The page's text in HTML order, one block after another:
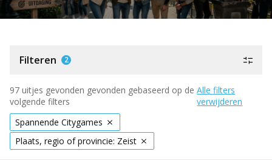
Filteren 2
97 uitjes gevonden gevonden gebaseerd op de
volgende filters
Alle filters
verwijderen
Spannende Citygames
Plaats, regio of provincie: Zeist